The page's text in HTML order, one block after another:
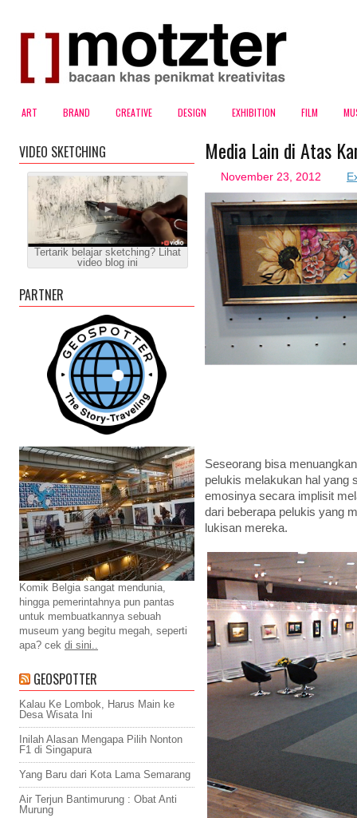
ART BRAND CREATIVE DESIGN EXHIBITION FILM
Media Lain di Atas
November 23, 2012
Seseorang bisa
pelukis melakukan hal yang
emosinya secara implisit
dari beberapa pelukis yang
lukisan mereka.
VIDEO SKETCHING
Tertarik belajar sketching? Lihat
video blog ini
PARTNER
Komik Belgia sangat mendunia,
hingga pemerintahnya pun pantas
untuk membuatkannya sebuah
museum yang begitu megah, seperti
apa? cek di sini..
GEOSPOTTER
Kalau Ke Lombok, Harus Main ke
Desa Wisata Ini
Inilah Alasan Mengapa Pilih Nonton
F1 di Singapura
Yang Baru dari Kota Lama Semarang
Air Terjun Bantimurung : Obat Anti
Murung